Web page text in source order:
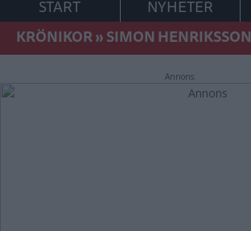
START NYHETER
KRÖNIKOR»SIMON HENRIKSSON
Annons: